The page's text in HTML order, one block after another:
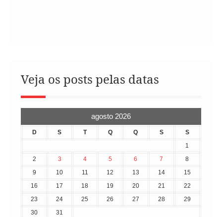
Veja os posts pelas datas
agosto 2026
D S T Q Q S
S
1
2
3 4 5 6 7
8
9
10 11 12 13 14
15
16
17 18 19 20 21
22
23
24 25 26 27 28
29
30
31